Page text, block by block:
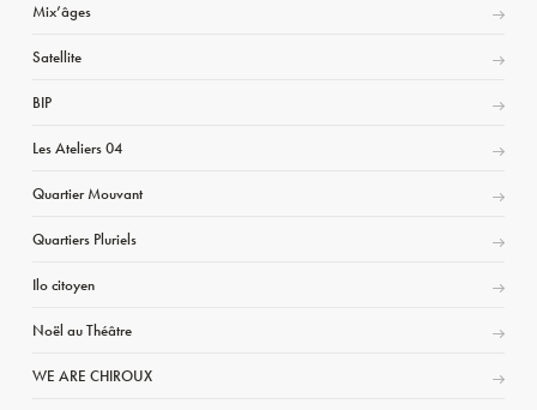
Mix’âges
Satellite
BIP
Les Ateliers 04
Quartier Mouvant
Quartiers Pluriels
Ilo citoyen
Noël au Théâtre
WE ARE CHIROUX